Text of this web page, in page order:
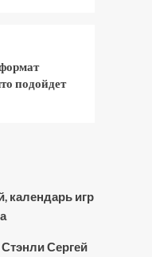
подойдет
календарь игр
Сергей